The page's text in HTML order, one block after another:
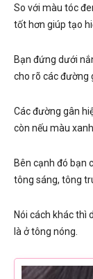
So với màu tóc
tốt hơn giúp tạo
Bạn đứng dưới
cho rõ các đường
Các đường gân
còn nếu màu
Bên cạnh đó bạn
tông sáng, tông
Nói cách khác thì
là ở tông nóng.